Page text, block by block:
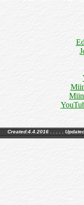
Created:4.4.2016 . . . . .